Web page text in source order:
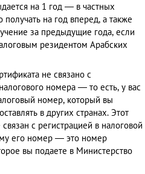
на 1 год — в частных
на год вперед, а также
за предыдущие года, если
резидентом Арабских
не связано с
номера — то есть, у вас
номер, который вы
в других странах. Этот
с регистрацией в налоговой
его номер — это номер
вы подаете в Министерство